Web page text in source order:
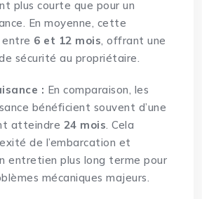
plus courte que pour un
En moyenne, cette
6 et 12 mois, offrant une
sécurité au propriétaire.
: En comparaison, les
bénéficient souvent d’une
atteindre 24 mois. Cela
de l’embarcation et
entretien plus long terme pour
mécaniques majeurs.